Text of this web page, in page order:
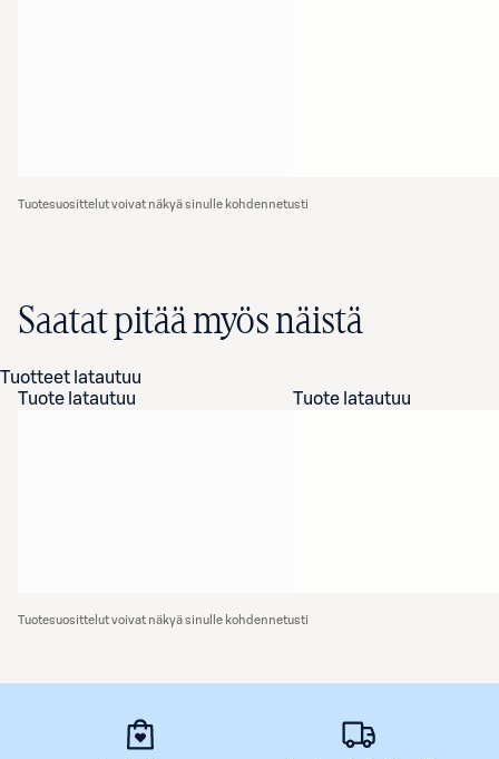
Tuotesuosittelut voivat näkyä sinulle kohdennetusti
Saatat pitää myös näistä
Tuotteet latautuu
Tuote latautuu
Tuote latautuu
Tuotesuosittelut voivat näkyä sinulle kohdennetusti